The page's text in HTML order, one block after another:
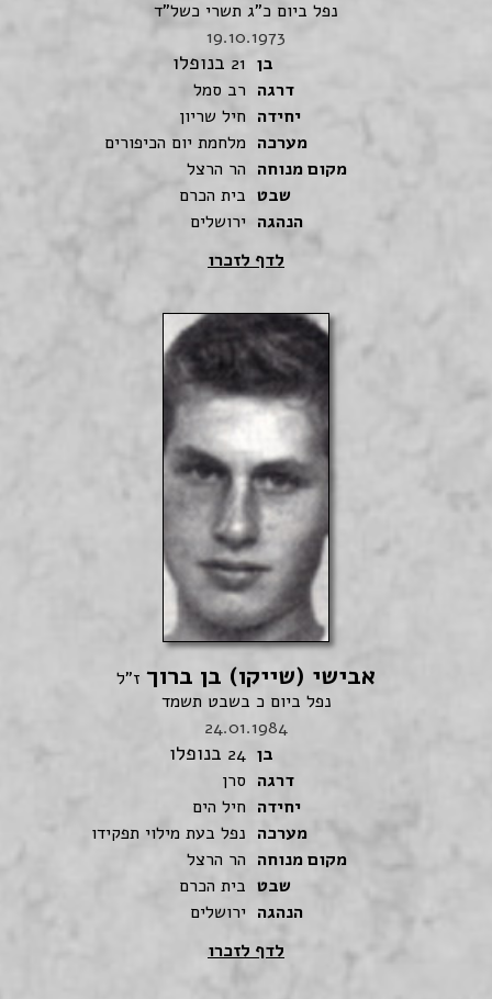
נפל ביום כ"ג תשרי כשל"ד
19.10.1973
בן 21 בנופלו
דרגה רב סמל
יחידה חיל שריון
מערכה מלחמת יום הכיפורים
מקום מנוחה הר הרצל
שבט בית הכרם
הנהגה ירושלים
לדף לזכרו
אבישי (שייקו) בן ברוך ז"ל
נפל ביום כ בשבט תשמד
24.01.1984
בן 24 בנופלו
דרגה סרן
יחידה חיל הים
מערכה נפל בעת מילוי תפקידו
מקום מנוחה הר הרצל
שבט בית הכרם
הנהגה ירושלים
לדף לזכרו